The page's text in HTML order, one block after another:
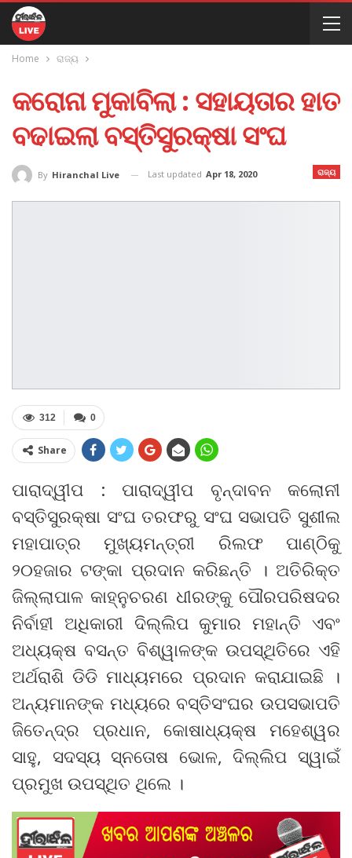
Home ରାଜ୍ୟ
କରୋନା ମୁକାବିଲା : ସହାୟତାର ହାତ
ବଢାଇଲା ବସ୍ତିସୁରକ୍ଷା ସଂଘ
ରାଜ୍ୟ
By Hiranchal Live Last updated Apr 18, 2020
0
312
Share
ପାରାଦ୍ୱୀପ : ପାରାଦ୍ୱୀପ ବୃନ୍ଦାବନ କଲୋନୀ
ବସ୍ତିସୁରକ୍ଷା ସଂଘ ତରଫରୁ ସଂଘ ସଭାପତି ସୁଶୀଲ
ମହାପାତ୍ର ମୁଖ୍ୟମନ୍ତ୍ରୀ ରିଲଫ ପାଣ୍ଠିକୁ
୨୦ହଜାର ଟଙ୍କା ପ୍ରଦାନ କରିଛନ୍ତି । ଅତିରିକ୍ତ
ଜିଲ୍ଲାପାଳ କାହ୍ନୁଚରଣ ଧୀରଙ୍କୁ ପୌରପରିଷଦର
ନିର୍ବାହୀ ଅଧିକାରୀ ଦିଲ୍ଲିପ କୁମାର ମହାନ୍ତି ଏବଂ
ଅଧ୍ୟକ୍ଷ ବସନ୍ତ ବିଶ୍ୱାଳଙ୍କ ଉପସ୍ଥିତିରେ ଏହି
ଅର୍ଥରାଶି ଡିଡି ମାଧ୍ୟମରେ ପ୍ରଦାନ କରାଯାଇଛି ।
ଅନ୍ୟମାନଙ୍କ ମଧ୍ୟରେ ବସ୍ତିସଂଘର ଉପସଭାପତି
ଜିତେନ୍ଦ୍ର ପ୍ରଧାନ, କୋଷାଧ୍ୟକ୍ଷ ମହେଶ୍ୱର
ସାହୁ, ସଦସ୍ୟ ସ୍ନତୋଷ ଭୋଳ, ଦିଲ୍ଲିପ ସ୍ୱାଇଁ
ପ୍ରମୁଖ ଉପସ୍ଥିତ ଥିଲେ ।